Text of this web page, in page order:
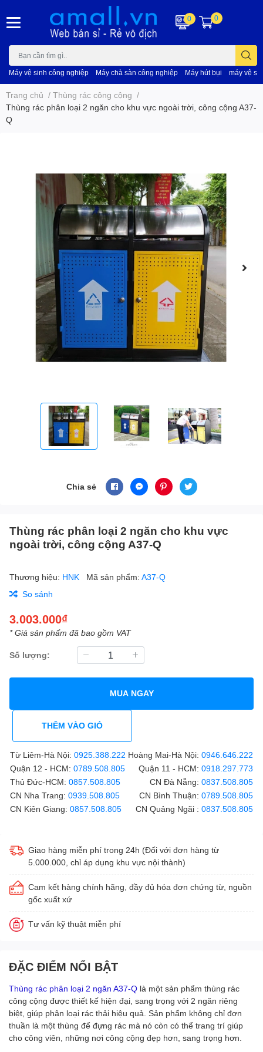
Máy vệ sinh công nghiệp Máy chà sàn công nghiệp Máy hút bụi máy vệ
0 0
Trang chủ / Thùng rác công cộng /
Thùng rác phân loại 2 ngăn cho khu vực ngoài trời, công cộng A37-
Q
Chia sẻ
Thùng rác phân loại 2 ngăn cho khu vực
ngoài trời, công cộng A37-Q
Thương hiệu: HNK Mã sản phẩm: A37-Q
So sánh
3.003.000₫
* Giá sản phẩm đã bao gồm VAT
Số lượng:
MUA NGAY
THÊM VÀO GIỎ
Từ Liêm-Hà Nội: 0925.388.222 Hoàng Mai-Hà Nội: 0946.646.222
Quận 12 - HCM: 0789.508.805 Quận 11 - HCM: 0918.297.773
Thủ Đức-HCM: 0857.508.805 CN Đà Nẵng: 0837.508.805
CN Nha Trang: 0939.508.805 CN Bình Thuận: 0789.508.805
CN Kiên Giang: 0857.508.805 CN Quảng Ngãi : 0837.508.805
Giao hàng miễn phí trong 24h (Đối với đơn hàng từ
5.000.000, chỉ áp dụng khu vực nội thành)
Cam kết hàng chính hãng, đầy đủ hóa đơn chứng từ, nguồn
gốc xuất xứ
Tư vấn kỹ thuật miễn phí
ĐẶC ĐIỂM NỔI BẬT
Thùng rác phân loại 2 ngăn A37-Q là một sản phẩm thùng rác
công cộng được thiết kế hiện đại, sang trọng với 2 ngăn riêng
biệt, giúp phân loại rác thải hiệu quả. Sản phẩm không chỉ đơn
thuần là một thùng để đựng rác mà nó còn có thể trang trí giúp
cho công viên, những nơi công cộng đẹp hơn, sang trọng hơn.